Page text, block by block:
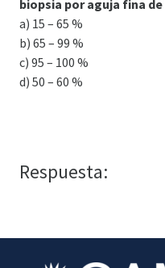
biopsia por aguja fina
a) 15 – 65 %
b) 65 – 99 %
c) 95 – 100 %
d) 50 – 60 %
Respuesta: